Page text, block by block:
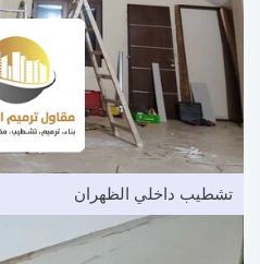
تشطيب داخلي الظهران